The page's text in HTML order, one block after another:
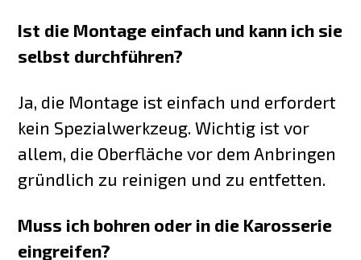
Ist die Montage einfach und kann ich sie
selbst durchführen?
Ja, die Montage ist einfach und erfordert
kein Spezialwerkzeug. Wichtig ist vor
allem, die Oberfläche vor dem Anbringen
gründlich zu reinigen und zu entfetten.
Muss ich bohren oder in die Karosserie
eingreifen?